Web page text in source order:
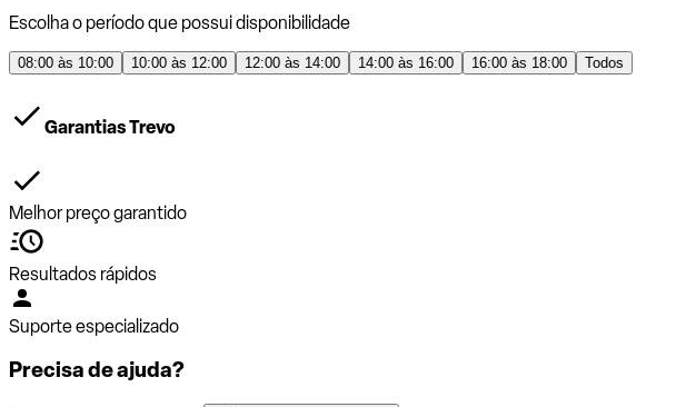
Escolha o período que possui disponibilidade
08:00 às 10:00 10:00 às 12:00 12:00 às 14:00 14:00 às 16:00 16:00 às 18:00 Todos
Garantias Trevo
Melhor preço garantido
Resultados rápidos
Suporte especializado
Precisa de ajuda?